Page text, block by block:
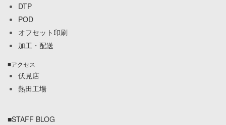
DTP
POD
オフセット印刷
加工・配送
■アクセス
伏見店
熱田工場
■STAFF BLOG